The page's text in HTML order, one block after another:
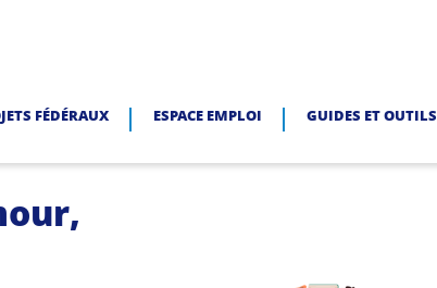
DE VULNÉRABILITÉ.
FÉDÉRAUX ESPACE EMPLOI GUIDES ET OUTILS